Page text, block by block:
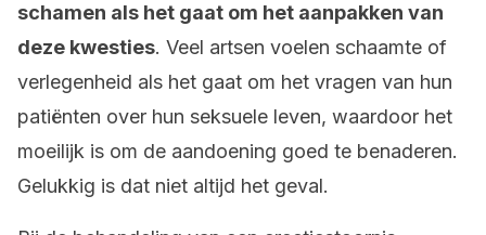
schamen als het gaat om het aanpakken van
deze kwesties. Veel artsen voelen schaamte of
verlegenheid als het gaat om het vragen van hun
patiënten over hun seksuele leven, waardoor het
moeilijk is om de aandoening goed te benaderen.
Gelukkig is dat niet altijd het geval.